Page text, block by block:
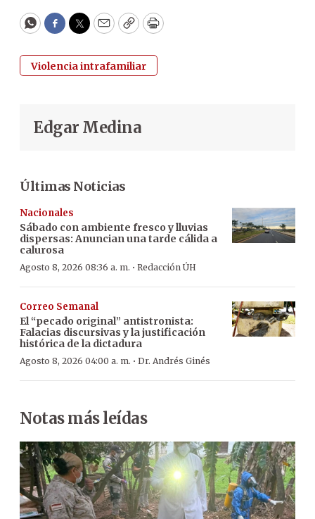
WhatsApp
Facebook
Twitter
EmailCopyPrint
Violencia intrafamiliar
Edgar Medina
Últimas Noticias
Nacionales
Sábado con ambiente fresco y lluvias
dispersas: Anuncian una tarde cálida a
calurosa
Agosto 8, 2026 08:36 a. m. · Redacción ÚH
Correo Semanal
El “pecado original” antistronista:
Falacias discursivas y la justificación
histórica de la dictadura
Agosto 8, 2026 04:00 a. m. · Dr. Andrés Ginés
Notas más leídas